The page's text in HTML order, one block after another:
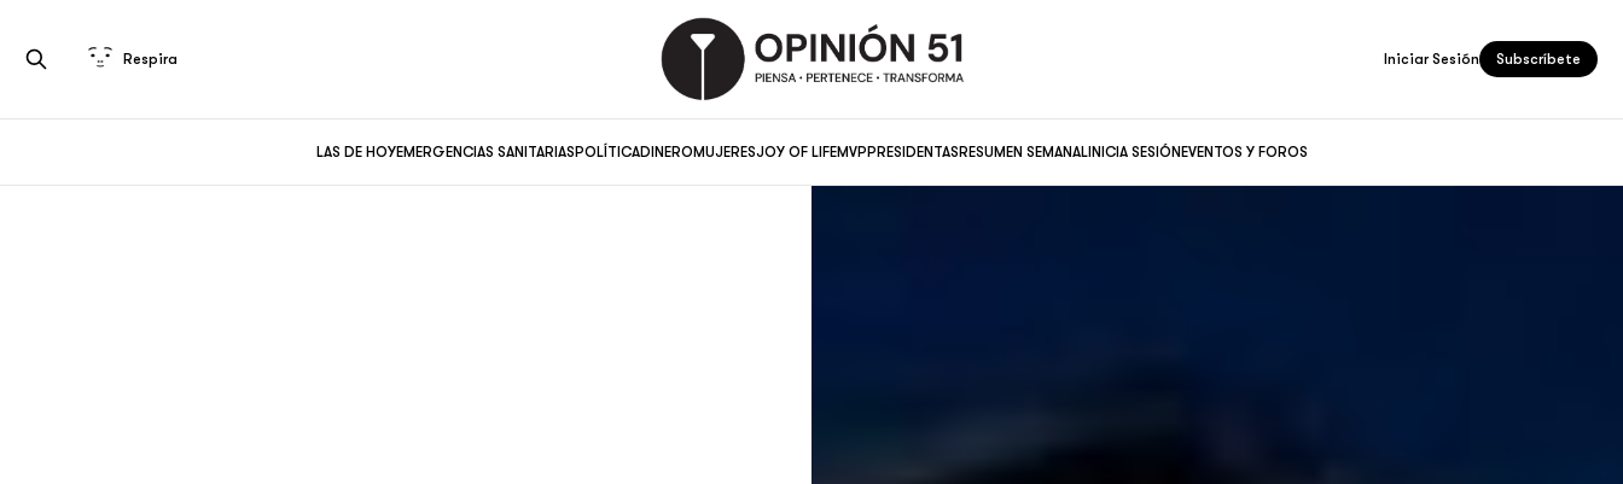
LAS DE HOYEMERGENCIAS SANITARIASPOLÍTICADINEROMUJERESJOY OF LIFEMVPPRESIDENTASRESUMEN SEMANALINICIA SESIÓNEVENTOS Y FOROS
Respira Iniciar Sesión Subscríbete